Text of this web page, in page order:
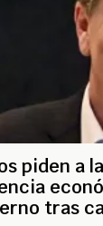
piden a
tras